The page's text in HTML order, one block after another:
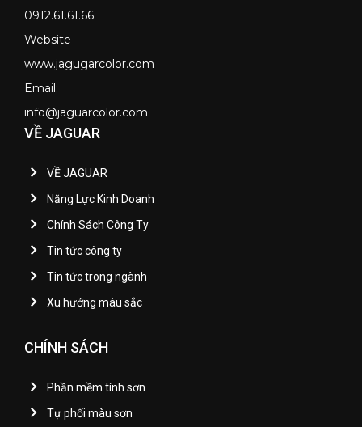
0912.61.61.66
Website
www.jagugarcolor.com
Email:
info@jaguarcolor.com
VỀ JAGUAR
VỀ JAGUAR
Năng Lực Kinh Doanh
Chính Sách Công Ty
Tin tức công ty
Tin tức trong ngành
Xu hướng màu sắc
CHÍNH SÁCH
Phần mềm tính sơn
Tự phối màu sơn